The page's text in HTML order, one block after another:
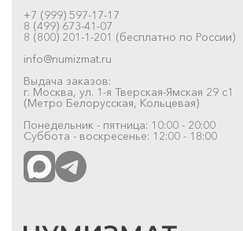
+7 (999) 597-17-17
8 (499) 673-41-07
8 (800) 201-1-201 (бесплатно по России)
info@numizmat.ru
Выдача заказов:
г. Москва, ул. 1-я Тверская-Ямская 29 с1
(Метро Белорусская, Кольцевая)
Понедельник - пятница: 10:00 - 20:00
Суббота - воскресенье: 12:00 - 18:00